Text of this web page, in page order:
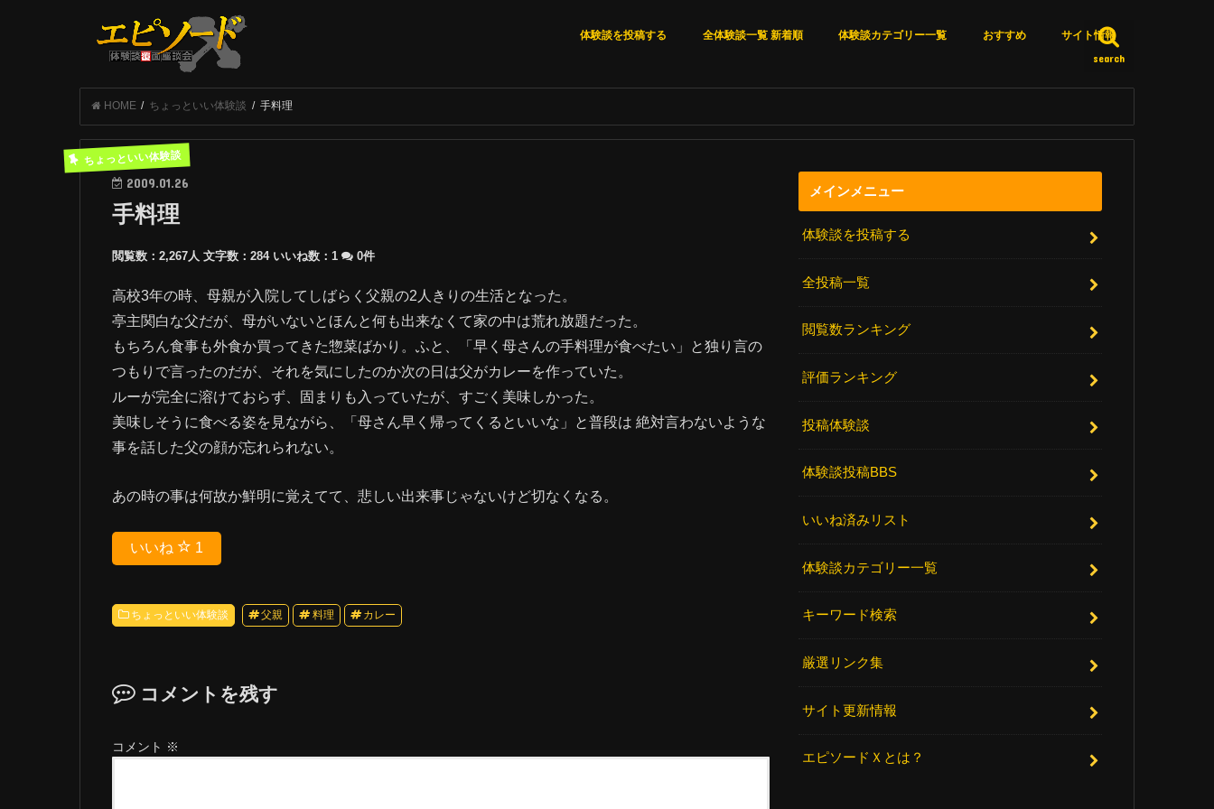
search
体験談を投稿する 全体験談一覧 新着順 体験談カテゴリー一覧 おすすめ サイト情報
HOME ちょっといい体験談 手料理
ちょっといい体験談
2009.01.26
手料理
閲覧数：2,267人 文字数：284 いいね数： 1 0件
高校3年の時、母親が入院してしばらく父親の2人きりの生活となった。
亭主関白な父だが、母がいないとほんと何も出来なくて家の中は荒れ放題だった。
もちろん食事も外食か買ってきた惣菜ばかり。ふと、「早く母さんの手料理が食べたい」と独り言の
つもりで言ったのだが、それを気にしたのか次の日は父がカレーを作っていた。
ルーが完全に溶けておらず、固まりも入っていたが、すごく美味しかった。
美味しそうに食べる姿を見ながら、「母さん早く帰ってくるといいな」と普段は 絶対言わないような
事を話した父の顔が忘れられない。
あの時の事は何故か鮮明に覚えてて、悲しい出来事じゃないけど切なくなる。
いいね 1
ちょっといい体験談 父親 料理 カレー
コメントを残す
コメント ※
メインメニュー
体験談を投稿する
全投稿一覧
閲覧数ランキング
評価ランキング
投稿体験談
体験談投稿BBS
いいね済みリスト
体験談カテゴリー一覧
キーワード検索
厳選リンク集
サイト更新情報
エピソードＸとは？